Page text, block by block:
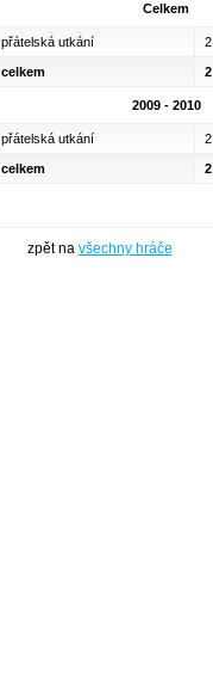
Celkem
přátelská utkání 2
celkem 2
2009 - 2010
přátelská utkání 2
celkem 2
zpět na všechny hráče